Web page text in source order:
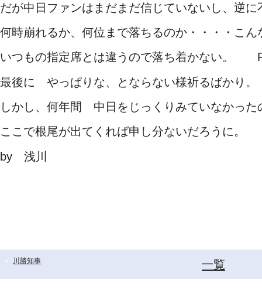
だが中日ファンはまだまだ信じていないし、逆
何時崩れるか、何位まで落ちるのか・・・・こ
いつもの指定席とは違うので落ち着かない。
最後に やっぱりな、とならない様祈るばかり。
しかし、何年間 中日をじっくりみていなかった
ここで根尾が出てくれば申し分ないだろうに。
by 浅川
川勝知事 一覧